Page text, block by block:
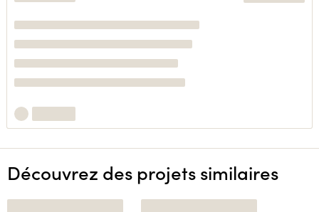
Découvrez des projets similaires